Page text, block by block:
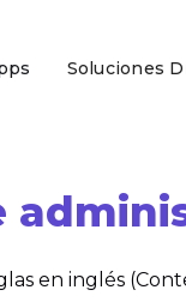
Soluciones
en inglés